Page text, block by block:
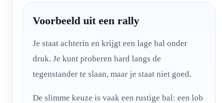
Voorbeeld uit een rally
Je staat achterin en krijgt een lage bal onder
druk. Je kunt proberen hard langs de
tegenstander te slaan, maar je staat niet goed.
De slimme keuze is vaak een rustige bal: een lob